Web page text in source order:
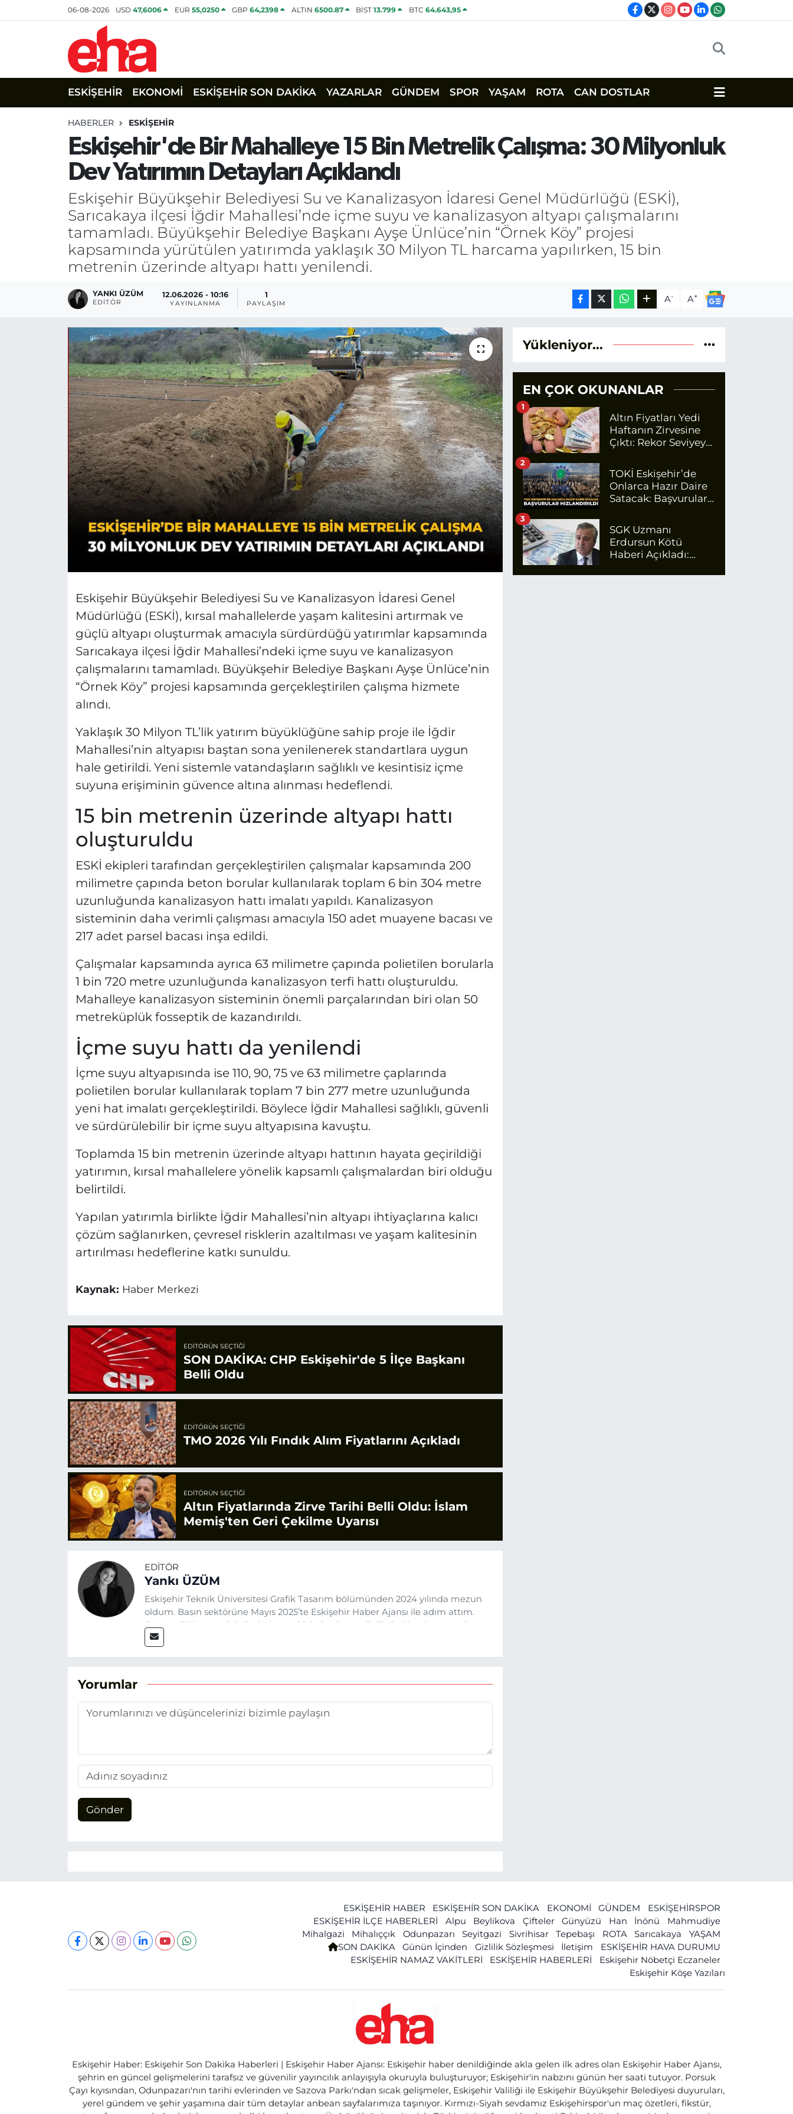
06-08-2026 USD47,6006 EUR 55,0250 GBP64,2398 ALTIN 6500.87 BİST13.799 BTC 64.643,95
ESKİŞEHİR EKONOMİ ESKİŞEHİR SON DAKİKA YAZARLAR GÜNDEM SPOR YAŞAM ROTA CAN DOSTLAR
HABERLER ESKİŞEHİR
Eskişehir'de Bir Mahalleye 15 Bin Metrelik Çalışma: 30 Milyonluk
Dev Yatırımın Detayları Açıklandı
Eskişehir Büyükşehir Belediyesi Su ve Kanalizasyon İdaresi Genel Müdürlüğü (ESKİ),
Sarıcakaya ilçesi İğdir Mahallesi’nde içme suyu ve kanalizasyon altyapı çalışmalarını
tamamladı. Büyükşehir Belediye Başkanı Ayşe Ünlüce’nin “Örnek Köy” projesi
kapsamında yürütülen yatırımda yaklaşık 30 Milyon TL harcama yapılırken, 15 bin
metrenin üzerinde altyapı hattı yenilendi.
YANKI ÜZÜM
EDITÖR
12.06.2026 - 10:16
YAYINLANMA
1
PAYLAŞIM A- A+
Eskişehir Büyükşehir Belediyesi Su ve Kanalizasyon İdaresi Genel
Müdürlüğü (ESKİ), kırsal mahallelerde yaşam kalitesini artırmak ve
güçlü altyapı oluşturmak amacıyla sürdürdüğü yatırımlar kapsamında
Sarıcakaya ilçesi İğdir Mahallesi’ndeki içme suyu ve kanalizasyon
çalışmalarını tamamladı. Büyükşehir Belediye Başkanı Ayşe Ünlüce’nin
“Örnek Köy” projesi kapsamında gerçekleştirilen çalışma hizmete
alındı.
Yaklaşık 30 Milyon TL’lik yatırım büyüklüğüne sahip proje ile İğdir
Mahallesi’nin altyapısı baştan sona yenilenerek standartlara uygun
hale getirildi. Yeni sistemle vatandaşların sağlıklı ve kesintisiz içme
suyuna erişiminin güvence altına alınması hedeflendi.
15 bin metrenin üzerinde altyapı hattı
oluşturuldu
ESKİ ekipleri tarafından gerçekleştirilen çalışmalar kapsamında 200
milimetre çapında beton borular kullanılarak toplam 6 bin 304 metre
uzunluğunda kanalizasyon hattı imalatı yapıldı. Kanalizasyon
sisteminin daha verimli çalışması amacıyla 150 adet muayene bacası ve
217 adet parsel bacası inşa edildi.
Çalışmalar kapsamında ayrıca 63 milimetre çapında polietilen borularla
1 bin 720 metre uzunluğunda kanalizasyon terfi hattı oluşturuldu.
Mahalleye kanalizasyon sisteminin önemli parçalarından biri olan 50
metreküplük fosseptik de kazandırıldı.
İçme suyu hattı da yenilendi
İçme suyu altyapısında ise 110, 90, 75 ve 63 milimetre çaplarında
polietilen borular kullanılarak toplam 7 bin 277 metre uzunluğunda
yeni hat imalatı gerçekleştirildi. Böylece İğdir Mahallesi sağlıklı, güvenli
ve sürdürülebilir bir içme suyu altyapısına kavuştu.
Toplamda 15 bin metrenin üzerinde altyapı hattının hayata geçirildiği
yatırımın, kırsal mahallelere yönelik kapsamlı çalışmalardan biri olduğu
belirtildi.
Yapılan yatırımla birlikte İğdir Mahallesi’nin altyapı ihtiyaçlarına kalıcı
çözüm sağlanırken, çevresel risklerin azaltılması ve yaşam kalitesinin
artırılması hedeflerine katkı sunuldu.
Kaynak: Haber Merkezi
EDITÖRÜN SEÇTIĞI
SON DAKİKA: CHP Eskişehir'de 5 İlçe Başkanı
Belli Oldu
EDITÖRÜN SEÇTIĞI
TMO 2026 Yılı Fındık Alım Fiyatlarını Açıkladı
EDITÖRÜN SEÇTIĞI
Altın Fiyatlarında Zirve Tarihi Belli Oldu: İslam
Memiş'ten Geri Çekilme Uyarısı
EDITÖR
Yankı ÜZÜM
Eskişehir Teknik Üniversitesi Grafik Tasarım bölümünden 2024 yılında mezun
oldum. Basın sektörüne Mayıs 2025’te Eskişehir Haber Ajansı ile adım attım.
Gazeteciliğin temel değerlerine sadık kalarak ve etik ilkeleri benimseyerek,
Eskişehir gündemini en doğru ve sıcak şekilde takipçilerimize aktarmayı
Yorumlar
Gönder
Yükleniyor...
EN ÇOK OKUNANLAR
Altın Fiyatları Yedi
Haftanın Zirvesine
Çıktı: Rekor Seviyeye
1
TOKİ Eskişehir’de
Onlarca Hazır Daire
Satacak: Başvurular
2
SGK Uzmanı
Erdursun Kötü
Haberi Açıkladı:
İçin Net Rakam
3
ESKİŞEHİR HABER ESKİŞEHİR SON DAKİKA EKONOMİ GÜNDEM
ESKİŞEHİRSPOR
ESKİŞEHİR İLÇE HABERLERİ
Alpu Beylikova Çifteler Günyüzü Han İnönü
Mahmudiye
Mihalgazi
Mihalıççık Odunpazarı Seyitgazi Sivrihisar Tepebaşı ROTA Sarıcakaya
YAŞAM
SON DAKİKA
Günün İçinden Gizlilik Sözleşmesi İletişim
ESKİŞEHİR HAVA DURUMU
ESKİŞEHİR NAMAZ VAKİTLERİ
ESKİŞEHİR HABERLERİ
Eskişehir Nöbetçi Eczaneler
Eskişehir Köşe Yazıları
Eskişehir Haber: Eskişehir Son Dakika Haberleri | Eskişehir Haber Ajansı: Eskişehir haber denildiğinde akla gelen ilk adres olan Eskişehir Haber Ajansı,
şehrin en güncel gelişmelerini tarafsız ve güvenilir yayıncılık anlayışıyla okuruyla buluşturuyor; Eskişehir'in nabzını günün her saati tutuyor. Porsuk
Çayı kıyısından, Odunpazarı'nın tarihi evlerinden ve Sazova Parkı'ndan sıcak gelişmeler, Eskişehir Valiliği ile Eskişehir Büyükşehir Belediyesi duyuruları,
yerel gündem ve şehir yaşamına dair tüm detaylar anbean sayfalarımıza taşınıyor. Kırmızı-Siyah sevdamız Eskişehirspor'un maç özetleri, fikstür,